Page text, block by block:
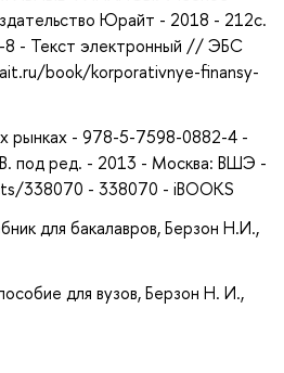
Юрайт - 2018 - 212с.
8 - Текст электронный // ЭБС
book/korporativnye-finansy-
рынках - 978-5-7598-0882-4 -
под ред. - 2013 - Москва: ВШЭ -
338070 - 338070 - iBOOKS
для бакалавров, Берзон Н.И.,
для вузов, Берзон Н. И.,